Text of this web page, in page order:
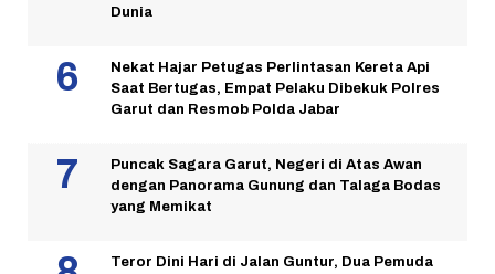
Dunia
Nekat Hajar Petugas Perlintasan Kereta Api
Saat Bertugas, Empat Pelaku Dibekuk Polres
Garut dan Resmob Polda Jabar
Puncak Sagara Garut, Negeri di Atas Awan
dengan Panorama Gunung dan Talaga Bodas
yang Memikat
Teror Dini Hari di Jalan Guntur, Dua Pemuda